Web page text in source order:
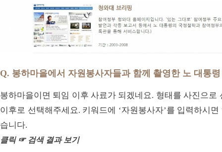
Q. 봉하마을에서 자원봉사자들과 함께 촬영한 노 대통
봉하마을이면 퇴임 이후 사료가 되겠네요. 형태를 사진으로
이후로 선택해주세요. 키워드에 ‘자원봉사자’를 입력하시
습니다.
클릭 ☞ 검색 결과 보기